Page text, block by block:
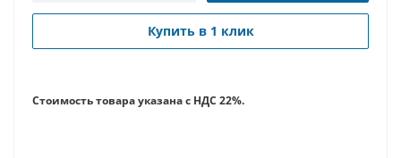
Купить в 1 клик
Стоимость товара указана с НДС 22%.